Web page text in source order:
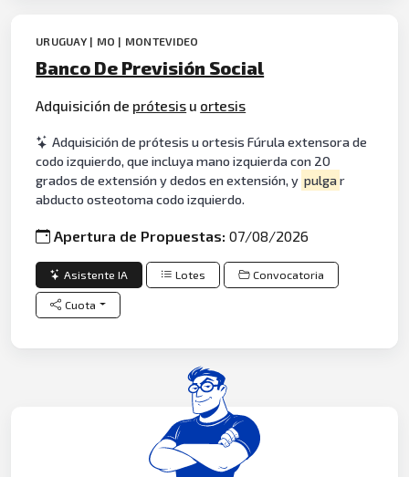
URUGUAY | MO | MONTEVIDEO
Banco De Previsión Social
Adquisición de prótesis u ortesis
Adquisición de prótesis u ortesis Fúrula extensora de
codo izquierdo, que incluya mano izquierda con 20
grados de extensión y dedos en extensión, y pulgar
abducto osteotoma codo izquierdo.
Apertura de Propuestas:07/08/2026
Asistente IA Lotes Convocatoria
Cuota